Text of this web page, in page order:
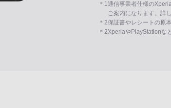
＊1通信事業者仕様の
ご案内になります。詳
＊2保証書やレシートの原
＊2XperiaやPlayStationな